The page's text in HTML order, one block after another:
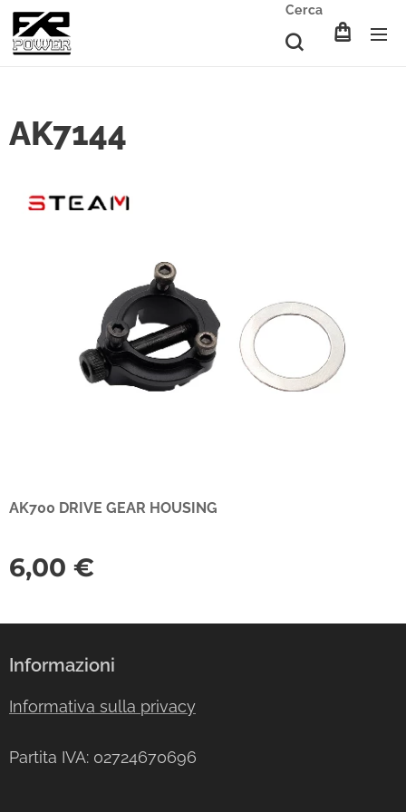
Cerca
AK7144
AK700 DRIVE GEAR HOUSING
6,00 €
Informazioni
Informativa sulla privacy
Partita IVA: 02724670696